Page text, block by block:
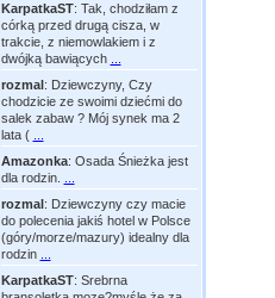
KarpatkaST: Tak, chodziłam z
córką przed drugą cisza, w
trakcie, z niemowlakiem i z
dwójką bawiących
rozmal: Dziewczyny, Czy
chodzicie ze swoimi dziećmi do
salek zabaw ? Mój synek ma 2
lata (
Amazonka: Osada Śnieżka jest
dla rodzin.
rozmal: Dziewczyny czy macie
do polecenia jakiś hotel w Polsce
(góry/morze/mazury) idealny dla
rodzin
KarpatkaST: Srebrna